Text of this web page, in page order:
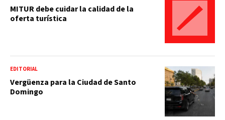
MITUR debe cuidar la calidad de la
oferta turística
EDITORIAL
Vergüenza para la Ciudad de Santo
Domingo